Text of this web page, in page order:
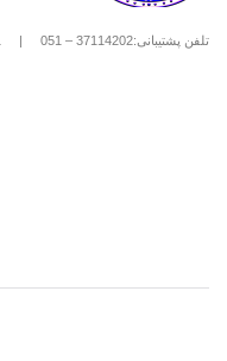
تلفن پشتیبانی:37114202 – 051 |